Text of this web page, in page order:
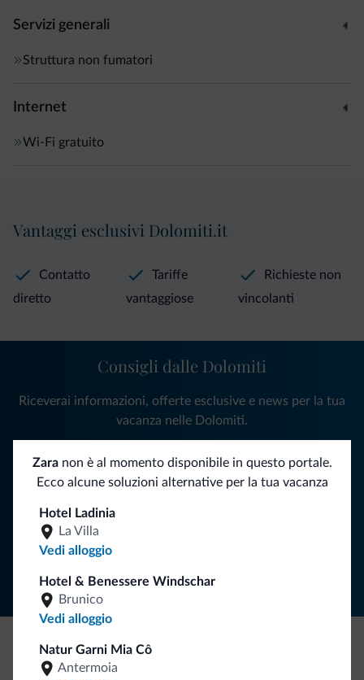
Servizi generali
Struttura non fumatori
Internet
Wi-Fi gratuito
Zaranon è al momento disponibile in questo portale.
Ecco alcune soluzioni alternative per la tua vacanza
Hotel Ladinia
La Villa
Vedi alloggio
Hotel & Benessere Windschar
Brunico
Vedi alloggio
Natur Garni Mia Cô
Antermoia
Vantaggi esclusivi Dolomiti.it
Contatto
diretto
Tariffe
vantaggiose
Richieste non
vincolanti
Consigli dalle Dolomiti
Riceverai informazioni, offerte esclusive e news per la tua
vacanza nelle Dolomiti.
ISCRIVITI ALLA NEWSLETTER
Be Original, scopri la nuova collezione